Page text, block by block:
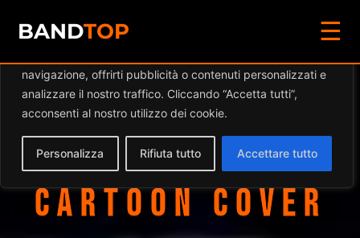
Diamo valore alla tua privacy
navigazione, offrirti pubblicità o contenuti personalizzati e
analizzare il nostro traffico. Cliccando “Accetta tutti”,
acconsenti al nostro utilizzo dei cookie.
Personalizza Rifiuta tutto Accettare tutto
BANDTOP ☰
RITORNO AI
CARTOONS
CARTOON COVER